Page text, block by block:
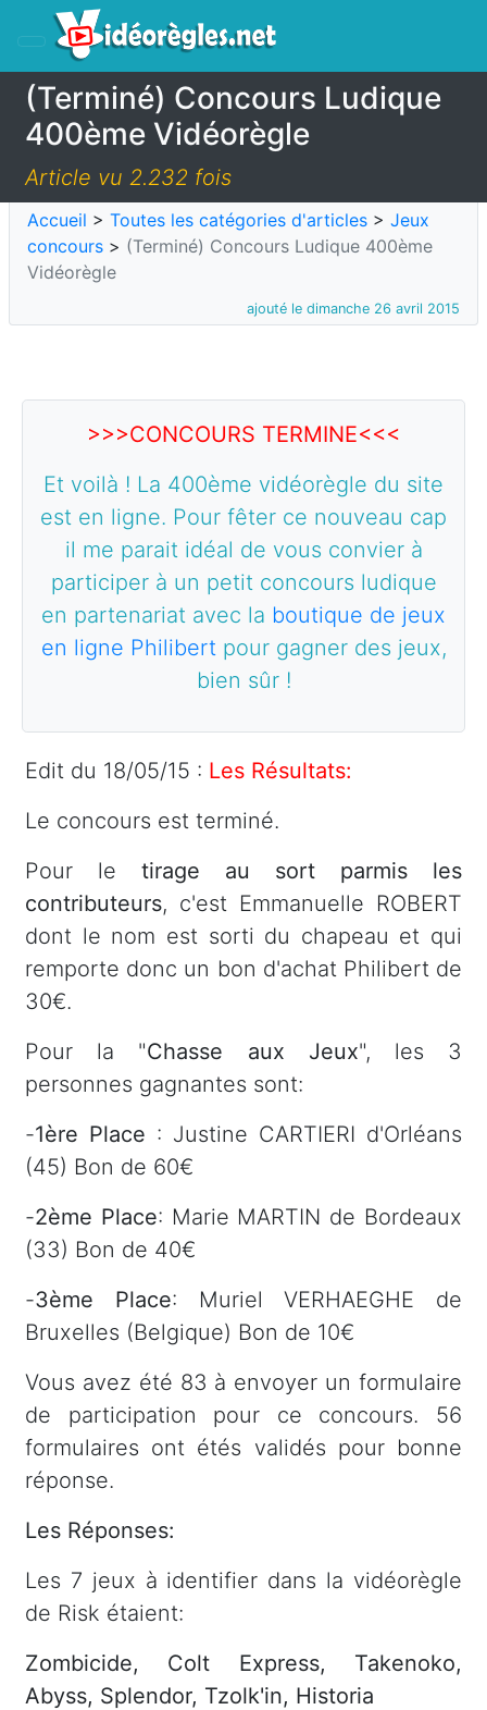
(Terminé) Concours Ludique
400ème Vidéorègle
Article vu 2.232 fois
Accueil > Toutes les catégories d'articles > Jeux
concours > (Terminé) Concours Ludique 400ème
Vidéorègle
ajouté le dimanche 26 avril 2015
>>>CONCOURS TERMINE<<<
Et voilà ! La 400ème vidéorègle du site
est en ligne. Pour fêter ce nouveau cap
il me parait idéal de vous convier à
participer à un petit concours ludique
en partenariat avec la boutique de jeux
en ligne Philibertpour gagner des jeux,
bien sûr !
Edit du 18/05/15 : Les Résultats:
Le concours est terminé.
Pour le tirage au sort parmis les
contributeurs, c'est Emmanuelle ROBERT
dont le nom est sorti du chapeau et qui
remporte donc un bon d'achat Philibert de
30€.
Pour la "Chasse aux Jeux", les 3
personnes gagnantes sont:
-1ère Place : Justine CARTIERI d'Orléans
(45) Bon de 60€
-2ème Place: Marie MARTIN de Bordeaux
(33) Bon de 40€
-3ème Place: Muriel VERHAEGHE de
Bruxelles (Belgique) Bon de 10€
Vous avez été 83 à envoyer un formulaire
de participation pour ce concours. 56
formulaires ont étés validés pour bonne
réponse.
Les Réponses:
Les 7 jeux à identifier dans la vidéorègle
de Risk étaient:
Zombicide, Colt Express, Takenoko,
Abyss, Splendor, Tzolk'in, Historia